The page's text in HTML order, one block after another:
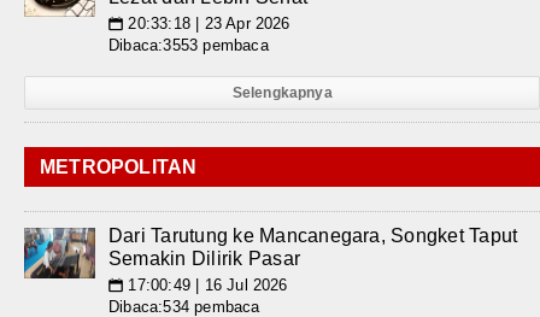
📅 20:33:18 | 23 Apr 2026
Dibaca:3553 pembaca
Selengkapnya
METROPOLITAN
Dari Tarutung ke Mancanegara, Songket Taput
Semakin Dilirik Pasar
📅 17:00:49 | 16 Jul 2026
Dibaca:534 pembaca